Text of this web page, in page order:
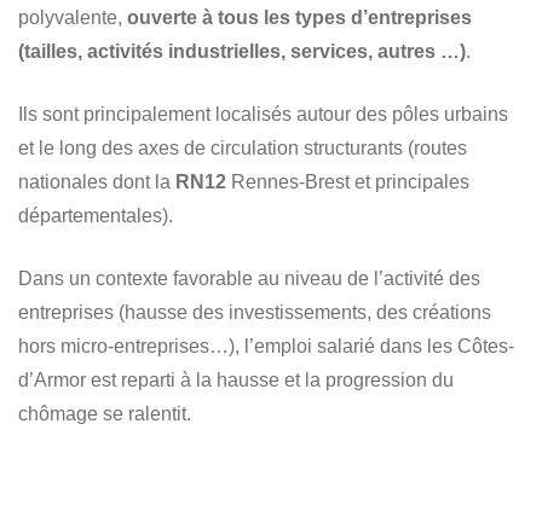
polyvalente, ouverte à tous les types d’entreprises
(tailles, activités industrielles, services, autres …).
Ils sont principalement localisés autour des pôles urbains
et le long des axes de circulation structurants (routes
nationales dont la RN12 Rennes-Brest et principales
départementales).
Dans un contexte favorable au niveau de l’activité des
entreprises (hausse des investissements, des créations
hors micro-entreprises…), l’emploi salarié dans les Côtes-
d’Armor est reparti à la hausse et la progression du
chômage se ralentit.